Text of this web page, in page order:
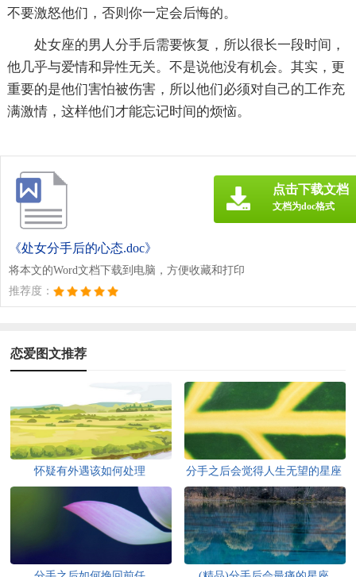
不要激怒他们，否则你一定会后悔的。
处女座的男人分手后需要恢复，所以很长一段时间，
他几乎与爱情和异性无关。不是说他没有机会。其实，更
重要的是他们害怕被伤害，所以他们必须对自己的工作充
满激情，这样他们才能忘记时间的烦恼。
《处女分手后的心态.doc》
将本文的Word文档下载到电脑，方便收藏和打印
推荐度：
点击下载文档
文档为doc格式
恋爱图文推荐
怀疑有外遇该如何处理 分手之后会觉得人生无望的星座